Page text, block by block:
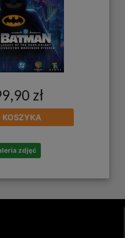
zł
KOSZYKA
zdjęć